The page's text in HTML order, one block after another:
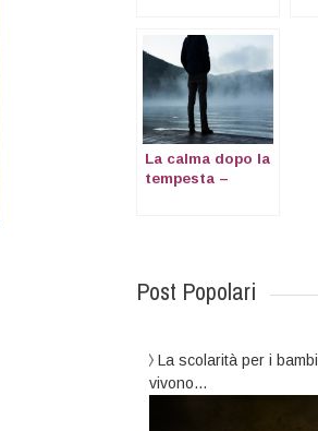
La calma dopo la
tempesta –
Post Popolari
La scolarità per i
vivono…